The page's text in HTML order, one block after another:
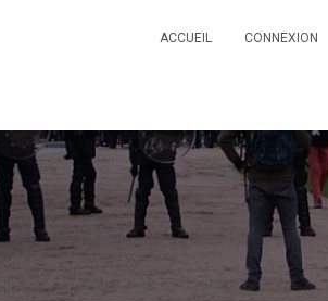
ACCUEIL CONNEXION